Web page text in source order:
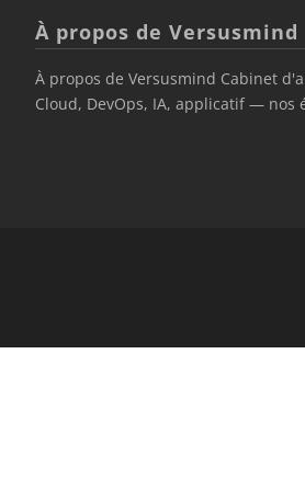
À propos de Versusmind
À propos de Versusmind Cabinet
Cloud, DevOps, IA, applicatif — nos